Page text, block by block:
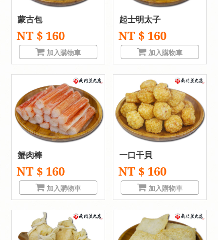
蒙古包
NT $ 160
加入購物車
起士明太子
NT $ 160
加入購物車
蟹肉棒
NT $ 160
加入購物車
一口干貝
NT $ 160
加入購物車